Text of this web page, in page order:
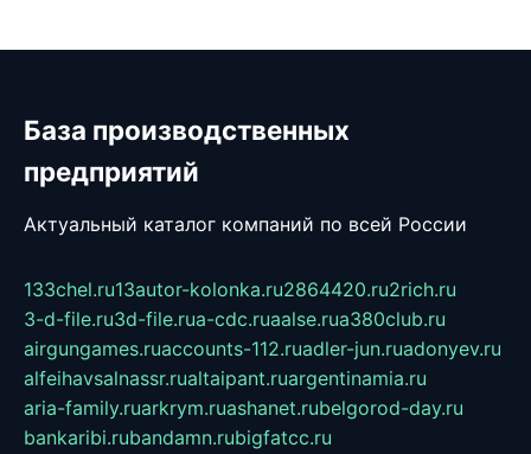
База производственных
предприятий
Актуальный каталог компаний по всей России
133chel.ru13autor-kolonka.ru2864420.ru2rich.ru
3-d-file.ru3d-file.rua-cdc.ruaalse.rua380club.ru
airgungames.ruaccounts-112.ruadler-jun.ruadonyev.ru
alfeihavsalnassr.rualtaipant.ruargentinamia.ru
aria-family.ruarkrym.ruashanet.rubelgorod-day.ru
bankaribi.rubandamn.rubigfatcc.ru